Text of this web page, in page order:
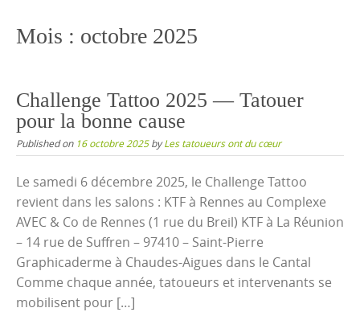
Mois : octobre 2025
Challenge Tattoo 2025 — Tatouer
pour la bonne cause
Published on 16 octobre 2025byLes tatoueurs ont du cœur
Le samedi 6 décembre 2025, le Challenge Tattoo
revient dans les salons : KTF à Rennes au Complexe
AVEC & Co de Rennes (1 rue du Breil) KTF à La Réunion
– 14 rue de Suffren – 97410 – Saint-Pierre
Graphicaderme à Chaudes-Aigues dans le Cantal
Comme chaque année, tatoueurs et intervenants se
mobilisent pour […]